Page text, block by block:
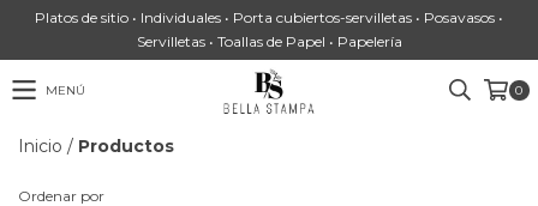
Platos de sitio • Individuales • Porta cubiertos-servilletas • Posavasos •
Servilletas • Toallas de Papel • Papelería
MENÚ 0
Inicio / Productos
Ordenar por